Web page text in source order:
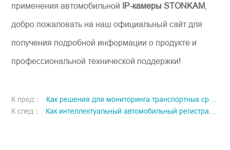
применения автомобильной IP-камеры STONKAM
добро пожаловать на наш официальный сайт для
получения подробной информации о продукте и
профессиональной технической поддержки!
К пред：
Как решения для мониторинга транспортных средств могут обеспечить безопасное и эффективное управление горнодобывающими машинами?
К след：
Как интеллектуальный автомобильный регистратор помогает в развитии умного транспорта и управлении автопарком?